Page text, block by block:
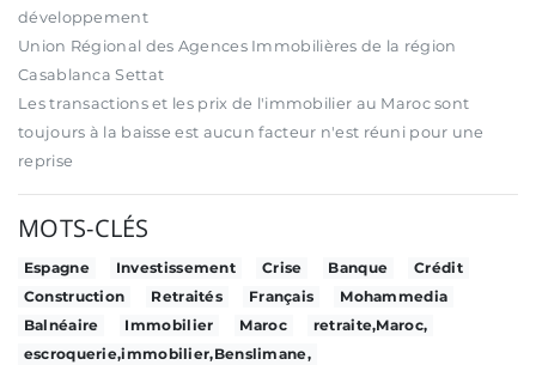
développement
Union Régional des Agences Immobilières de la région
Casablanca Settat
Les transactions et les prix de l'immobilier au Maroc sont
toujours à la baisse est aucun facteur n'est réuni pour une
reprise
MOTS-CLÉS
Espagne Investissement Crise Banque
Crédit
Construction
Retraités Français
Mohammedia
Balnéaire
Immobilier Maroc
retraite,Maroc,
escroquerie,immobilier,Benslimane,